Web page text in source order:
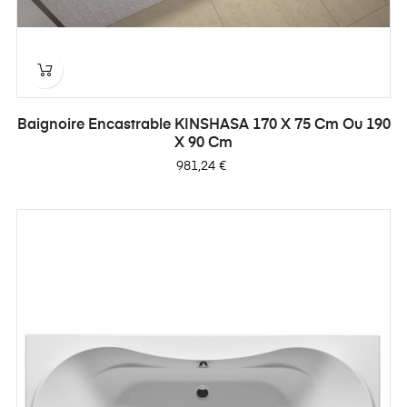
Baignoire Encastrable KINSHASA 170 X 75 Cm Ou 190
X 90 Cm
Prix
981,24 €